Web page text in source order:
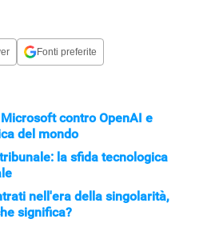
Fonti preferite
contro OpenAI e
del mondo
la sfida tecnologica
nell'era della singolarità,
significa?